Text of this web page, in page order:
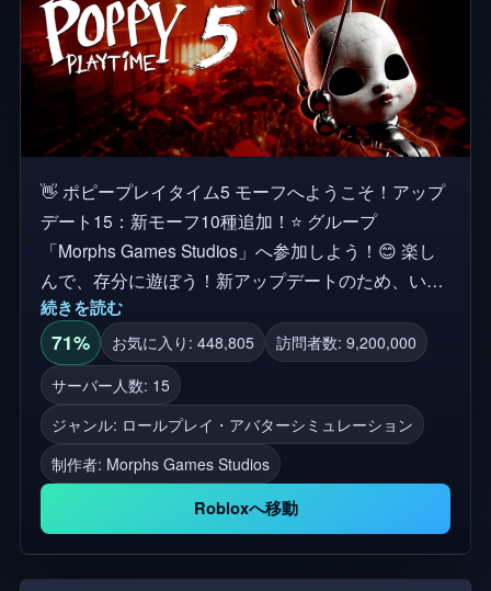
👋 ポピープレイタイム5 モーフへようこそ！アップ
デート15：新モーフ10種追加！⭐ グループ
「Morphs Games Studios」へ参加しよう！😊 楽し
んで、存分に遊ぼう！新アップデートのため、いい
ねとお気に入り登録を忘れずに！ 総モーフ数：151
クレジット：本作品はファンメイドゲームであり、
Mob Entertainmentが完全な所有権を有します。お気
に入りのキャラクターの世界に没入したいファンの
ために開発しました！ ポピープレイタイム4、ホラ
ーゲーム、怖いゲーム、インディーホラー、第4
章、新アップデート、アドベンチャー、パズルホラ
ー、ロールプレイ、モーフ、モーフ、モンスターモ
ボクシー・ブー、キッシー・ミッシー、キャットナ
続きを読む
71% お気に入り: 448,805
訪問者数: 9,200,000
サーバー人数: 15
ジャンル: ロールプレイ・アバターシミュレーション
制作者: Morphs Games Studios
Robloxへ移動